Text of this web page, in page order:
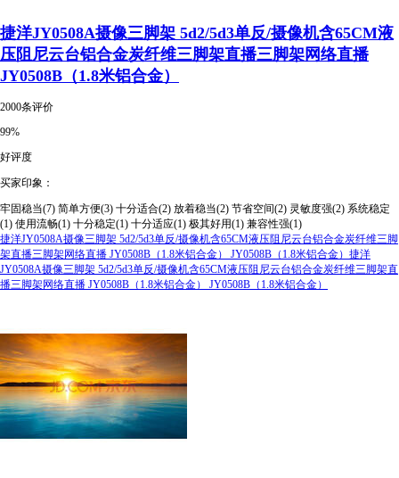
捷洋JY0508A摄像三脚架 5d2/5d3单反/摄像机含65CM液
压阻尼云台铝合金炭纤维三脚架直播三脚架网络直播
JY0508B（1.8米铝合金）
2000条评价
99%
好评度
买家印象：
牢固稳当(7) 简单方便(3) 十分适合(2) 放着稳当(2) 节省空间(2) 灵敏度强(2) 系统稳定
(1) 使用流畅(1) 十分稳定(1) 十分适应(1) 极其好用(1) 兼容性强(1)
捷洋JY0508A摄像三脚架 5d2/5d3单反/摄像机含65CM液压阻尼云台铝合金炭纤维三脚
架直播三脚架网络直播 JY0508B（1.8米铝合金） JY0508B（1.8米铝合金）捷洋
JY0508A摄像三脚架 5d2/5d3单反/摄像机含65CM液压阻尼云台铝合金炭纤维三脚架直
播三脚架网络直播 JY0508B（1.8米铝合金） JY0508B（1.8米铝合金）